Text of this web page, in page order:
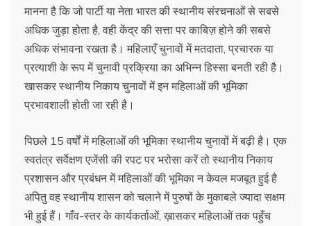
मानना है कि जो पार्टी या नेता भारत की स्थानीय संरचनाओं से सबसे
अधिक जुड़ा होता है, वही केंद्र की सत्ता पर काबिज़ होने की सबसे
अधिक संभावना रखता है। महिलाएँ चुनावों में मतदाता, प्रचारक या
प्रत्याशी के रूप में चुनावी प्रक्रिया का अभिन्न हिस्सा बनती रही है।
खासकर स्थानीय निकाय चुनावों में इन महिलाओं की भूमिका
प्रभावशाली होती जा रही है।
पिछले 15 वर्षों में महिलाओं की भूमिका स्थानीय चुनावों में बढ़ी है। एक
स्वतंत्र सर्वेक्षण एजेंसी की रपट पर भरोसा करें तो स्थानीय निकाय
प्रशासन और प्रबंधन में महिलाओं की भूमिका न केवल मजबूत हुई है
अपितु वह स्थानीय शासन को चलाने में पुरुषों के मुकाबले ज्यादा सक्षम
भी हुई हैं। गाँव-स्तर के कार्यकर्ताओं, ख़ासकर महिलाओं तक पहुँच